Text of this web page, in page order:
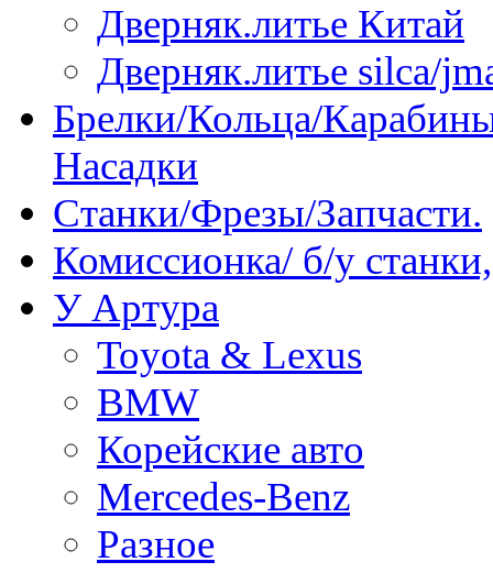
Дверняк.литье Китай
Дверняк.литье silca/
Брелки/Кольца/
Насадки
Станки/Фрезы/Запчасти.
Комиссионка/ б/у
У Артура
Toyota & Lexus
BMW
Корейские авто
Mercedes-Benz
Разное